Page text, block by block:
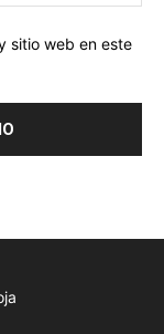
sitio web en este